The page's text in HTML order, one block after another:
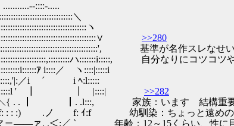
.....
＼
ヽ
>>280
基準が名作スレなせいで
ハ:::::::i:::::, 自分なりにコツコツやっ
ｱ i::::／ ヽ::::|:::::i
／i ´ i ﾍ:l:::::
' ┃ ┃ |::::| >>282
.l:::, 家族：います 結構重要
f: ｲ:f 幼馴染：ちょっと遠めの関係
` 年齢：12～15くらい、性に目覚め